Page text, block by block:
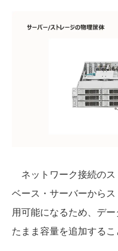
ネットワーク接続の
ベース・サーバーから
用可能になるため、デ
たまま容量を追加するこ